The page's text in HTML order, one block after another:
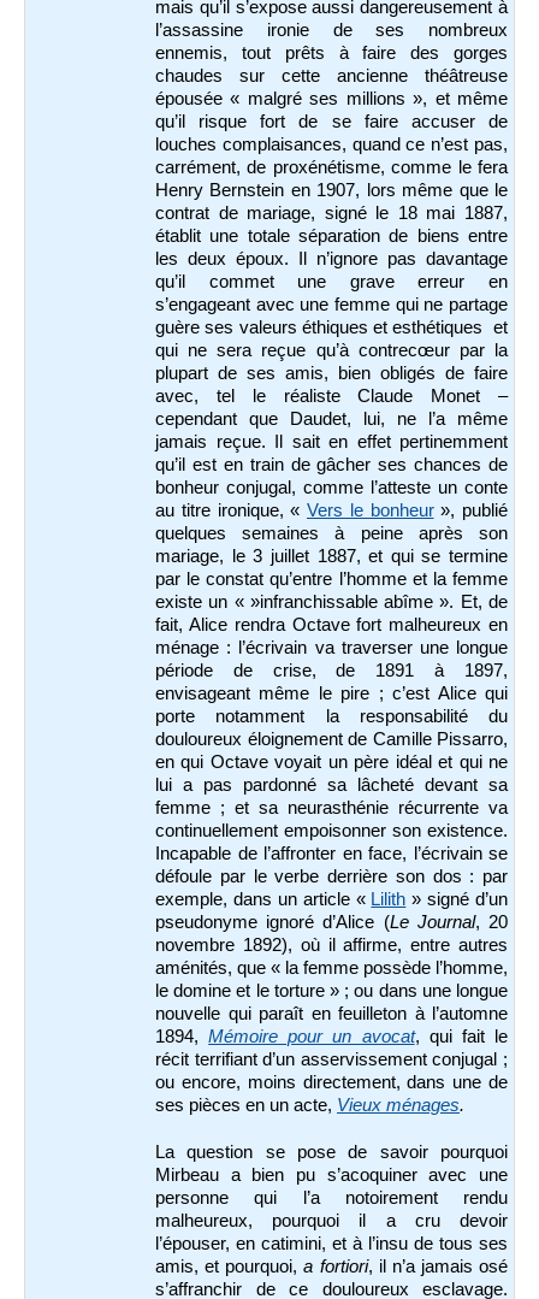
mais qu’il s’expose aussi dangereusement à
l’assassine ironie de ses nombreux
ennemis, tout prêts à faire des gorges
chaudes sur cette ancienne théâtreuse
épousée « malgré ses millions », et même
qu’il risque fort de se faire accuser de
louches complaisances, quand ce n’est pas,
carrément, de proxénétisme, comme le fera
Henry Bernstein en 1907, lors même que le
contrat de mariage, signé le 18 mai 1887,
établit une totale séparation de biens entre
les deux époux. Il n’ignore pas davantage
qu’il commet une grave erreur en
s’engageant avec une femme qui ne partage
guère ses valeurs éthiques et esthétiques et
qui ne sera reçue qu’à contrecœur par la
plupart de ses amis, bien obligés de faire
avec, tel le réaliste Claude Monet –
cependant que Daudet, lui, ne l’a même
jamais reçue. Il sait en effet pertinemment
qu’il est en train de gâcher ses chances de
bonheur conjugal, comme l’atteste un conte
au titre ironique, « Vers le bonheur», publié
quelques semaines à peine après son
mariage, le 3 juillet 1887, et qui se termine
par le constat qu’entre l’homme et la femme
existe un « »infranchissable abîme ». Et, de
fait, Alice rendra Octave fort malheureux en
ménage : l’écrivain va traverser une longue
période de crise, de 1891 à 1897,
envisageant même le pire ; c’est Alice qui
porte notamment la responsabilité du
douloureux éloignement de Camille Pissarro,
en qui Octave voyait un père idéal et qui ne
lui a pas pardonné sa lâcheté devant sa
femme ; et sa neurasthénie récurrente va
continuellement empoisonner son existence.
Incapable de l’affronter en face, l’écrivain se
défoule par le verbe derrière son dos : par
exemple, dans un article « Lilith » signé d’un
pseudonyme ignoré d’Alice (Le Journal, 20
novembre 1892), où il affirme, entre autres
aménités, que « la femme possède l’homme,
le domine et le torture » ; ou dans une longue
nouvelle qui paraît en feuilleton à l’automne
1894,Mémoire pour un avocat, qui fait le
récit terrifiant d’un asservissement conjugal ;
ou encore, moins directement, dans une de
ses pièces en un acte, Vieux ménages.
La question se pose de savoir pourquoi
Mirbeau a bien pu s’acoquiner avec une
personne qui l’a notoirement rendu
malheureux, pourquoi il a cru devoir
l’épouser, en catimini, et à l’insu de tous ses
amis, et pourquoi,a fortiori, il n’a jamais osé
s’affranchir de ce douloureux esclavage.